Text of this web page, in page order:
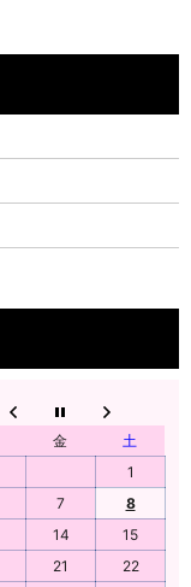
金
土
1
7
8
14
15
21
22